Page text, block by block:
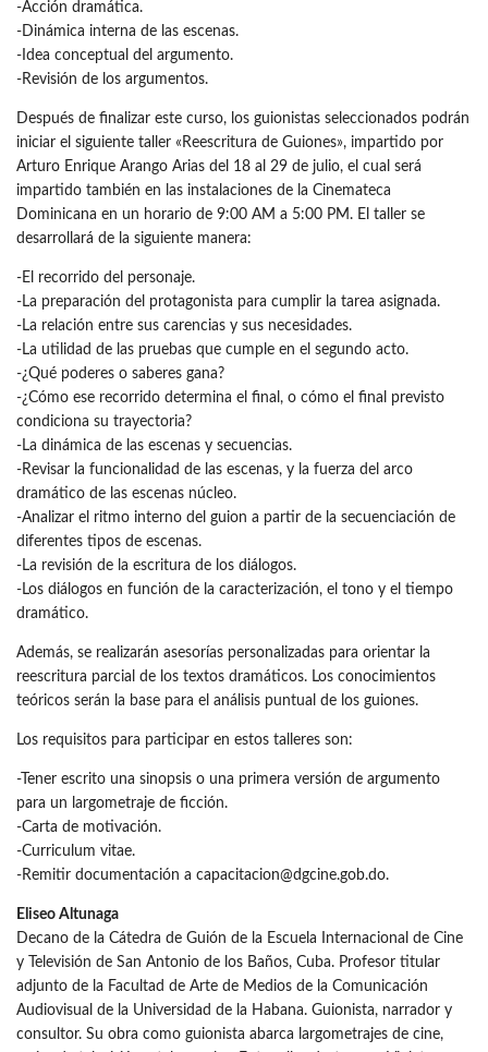
-Acción dramática.
-Dinámica interna de las escenas.
-Idea conceptual del argumento.
-Revisión de los argumentos.
Después de finalizar este curso, los guionistas seleccionados podrán
iniciar el siguiente taller «Reescritura de Guiones», impartido por
Arturo Enrique Arango Arias del 18 al 29 de julio, el cual será
impartido también en las instalaciones de la Cinemateca
Dominicana en un horario de 9:00 AM a 5:00 PM. El taller se
desarrollará de la siguiente manera:
-El recorrido del personaje.
-La preparación del protagonista para cumplir la tarea asignada.
-La relación entre sus carencias y sus necesidades.
-La utilidad de las pruebas que cumple en el segundo acto.
-¿Qué poderes o saberes gana?
-¿Cómo ese recorrido determina el final, o cómo el final previsto
condiciona su trayectoria?
-La dinámica de las escenas y secuencias.
-Revisar la funcionalidad de las escenas, y la fuerza del arco
dramático de las escenas núcleo.
-Analizar el ritmo interno del guion a partir de la secuenciación de
diferentes tipos de escenas.
-La revisión de la escritura de los diálogos.
-Los diálogos en función de la caracterización, el tono y el tiempo
dramático.
Además, se realizarán asesorías personalizadas para orientar la
reescritura parcial de los textos dramáticos. Los conocimientos
teóricos serán la base para el análisis puntual de los guiones.
Los requisitos para participar en estos talleres son:
-Tener escrito una sinopsis o una primera versión de argumento
para un largometraje de ficción.
-Carta de motivación.
-Curriculum vitae.
-Remitir documentación a capacitacion@dgcine.gob.do.
Eliseo Altunaga
Decano de la Cátedra de Guión de la Escuela Internacional de Cine
y Televisión de San Antonio de los Baños, Cuba. Profesor titular
adjunto de la Facultad de Arte de Medios de la Comunicación
Audiovisual de la Universidad de la Habana. Guionista, narrador y
consultor. Su obra como guionista abarca largometrajes de cine,